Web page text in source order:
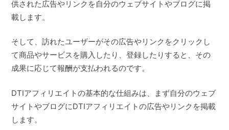
供された広告やリンクを自分のウェブサイトやブログに掲
載します。
そして、訪れたユーザーがその広告やリンクをクリックし
て商品やサービスを購入したり、登録したりすると、その
成果に応じて報酬が支払われるのです。
DTIアフィリエイトの基本的な仕組みは、まず自分のウェブ
サイトやブログにDTIアフィリエイトの広告やリンクを掲載
します。